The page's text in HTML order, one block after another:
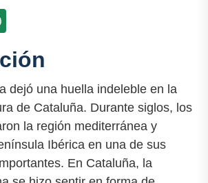
dejó una huella indeleble en la
de Cataluña. Durante siglos, los
la región mediterránea y
Ibérica en una de sus
En Cataluña, la